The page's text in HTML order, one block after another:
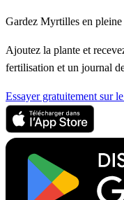
Gardez Myrtilles en
Ajoutez la plante et
fertilisation et un journal
Essayer gratuitement sur